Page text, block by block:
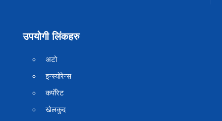
उपयोगी लिंकहरु
अटो
इन्स्योरेन्स
कर्पाेरेट
खेलकुद